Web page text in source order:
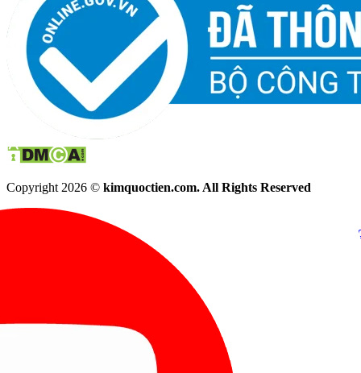
Copyright 2026 © kimquoctien.com. All Rights Reserved
(8h00 - 21h30)
(8h00 -